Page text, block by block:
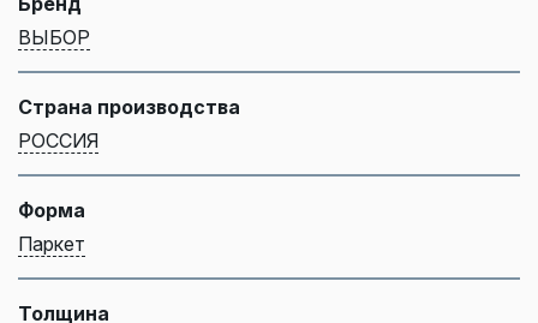
ВЫБОР
Страна производства
РОССИЯ
Форма
Паркет
Толщина